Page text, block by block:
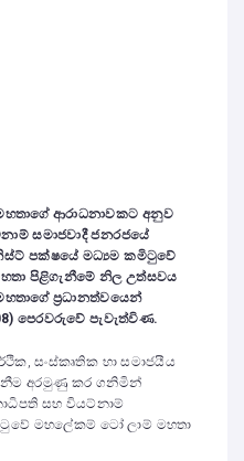
ආරාධනාවකට අනුව
සමාජවාදී ජනරජයේ
පක්ෂයේ මධ්‍යම කමිටුවේ
පිළිගැනීමේ නිල උත්සවය
ප්‍රධානත්වයෙන්
පෙරවරුවේ පැවැත්විණ.
සංස්කෘතික හා සමාජයීය
අරමුණු කර ගනිමින්
සහ වියට්නාම්
මහලේකම් ටෝ ලාම් මහතා